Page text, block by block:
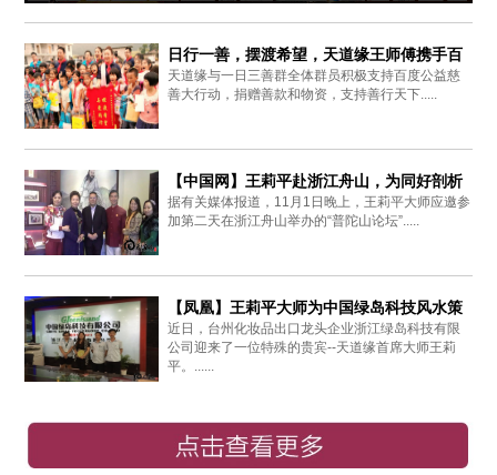
日行一善，摆渡希望，天道缘王师傅携手百
度爱心同行
天道缘与一日三善群全体群员积极支持百度公益慈
善大行动，捐赠善款和物资，支持善行天下.....
【中国网】王莉平赴浙江舟山，为同好剖析
周易思想
据有关媒体报道，11月1日晚上，王莉平大师应邀参
加第二天在浙江舟山举办的“普陀山论坛”.....
【凤凰】王莉平大师为中国绿岛科技风水策
划布局
近日，台州化妆品出口龙头企业浙江绿岛科技有限
公司迎来了一位特殊的贵宾--天道缘首席大师王莉
平。......